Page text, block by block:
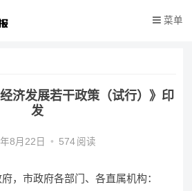
菜单
济发展若干政策（试行）》印
发
8月22日 • 574 阅读
，市政府各部门、各直属机构：